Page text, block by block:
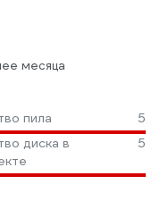
месяца
пила
5
диска в
5